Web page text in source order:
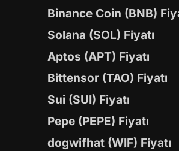
Binance Coin (BNB)
Solana (SOL) Fiyatı
Aptos (APT) Fiyatı
Bittensor (TAO) Fiyatı
Sui (SUI) Fiyatı
Pepe (PEPE) Fiyatı
dogwifhat (WIF) Fiyatı